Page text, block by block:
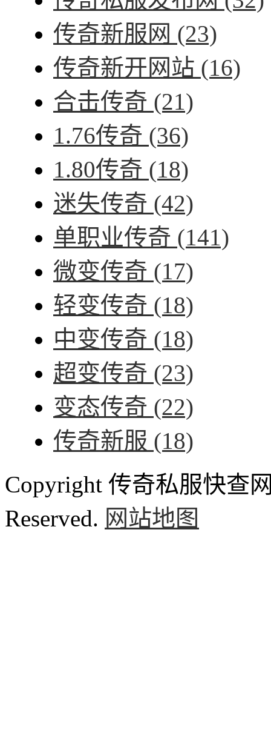
传奇新服网 (23)
传奇新开网站 (16)
合击传奇 (21)
1.76传奇 (36)
1.80传奇 (18)
迷失传奇 (42)
单职业传奇 (141)
微变传奇 (17)
轻变传奇 (18)
中变传奇 (18)
超变传奇 (23)
变态传奇 (22)
传奇新服 (18)
Copyright 传奇私服快查
Reserved. 网站地图